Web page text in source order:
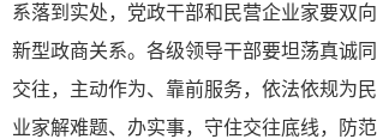
系落到实处，党政干部和民营企业家要双
新型政商关系。各级领导干部要坦荡真诚
交往，主动作为、靠前服务，依法依规为
业家解难题、办实事，守住交往底线，防